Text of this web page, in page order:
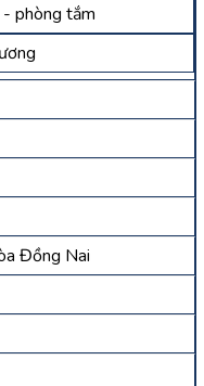
- phòng tắm
Đồng Nai